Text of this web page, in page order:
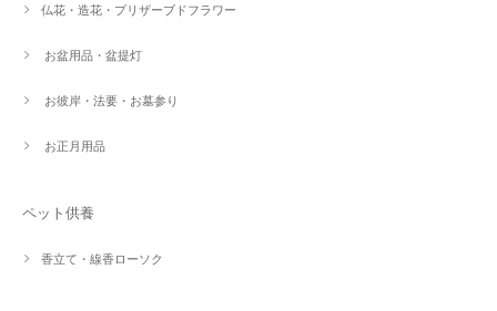
仏花・造花・プリザーブドフラワー
お盆用品・盆提灯
お彼岸・法要・お墓参り
お正月用品
ペット供養
香立て・線香ローソク